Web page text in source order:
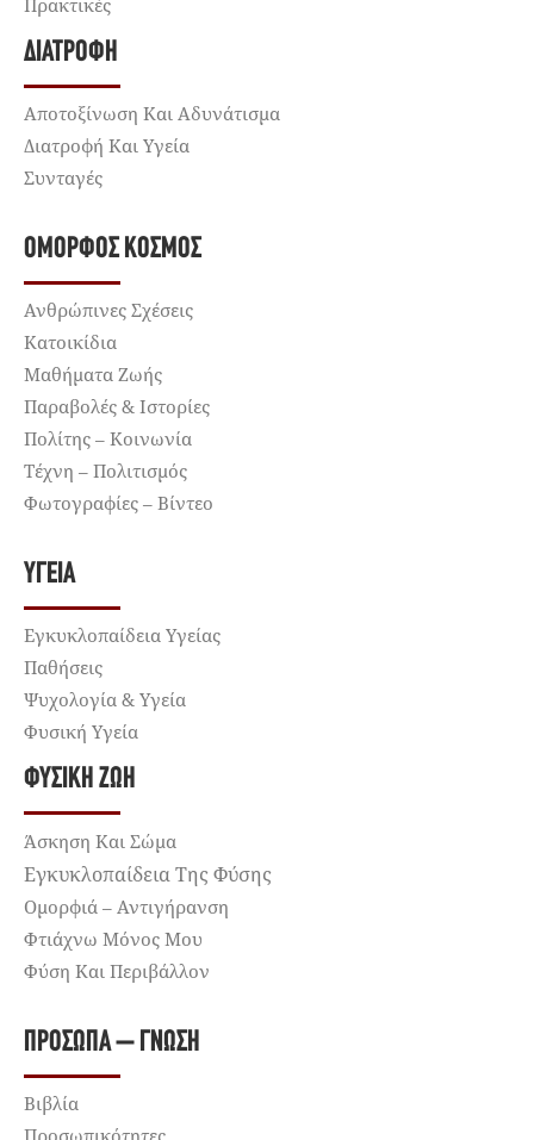
ΔΙΑΤΡΟΦΉ
Αποτοξίνωση Και Αδυνάτισμα
Διατροφή Και Υγεία
Συνταγές
ΌΜΟΡΦΟΣ ΚΌΣΜΟΣ
Ανθρώπινες Σχέσεις
Κατοικίδια
Μαθήματα Ζωής
Παραβολές & Ιστορίες
Πολίτης – Κοινωνία
Τέχνη – Πολιτισμός
Φωτογραφίες – Βίντεο
ΥΓΕΊΑ
Εγκυκλοπαίδεια Υγείας
Παθήσεις
Ψυχολογία & Υγεία
Φυσική Υγεία
ΦΥΣΙΚΉ ΖΩΉ
Άσκηση Και Σώμα
Εγκυκλοπαίδεια Της Φύσης
Ομορφιά – Αντιγήρανση
Φτιάχνω Μόνος Μου
Φύση Και Περιβάλλον
ΠΡΌΣΩΠΑ – ΓΝΏΣΗ
Βιβλία
Προσωπικότητες